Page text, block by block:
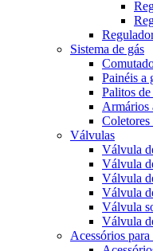
Sistema de gás
Painéis a
Palitos de
Armários
Válvulas
Válvula
Válvula
Válvula
Válvula
Válvula
Válvula
Acessórios